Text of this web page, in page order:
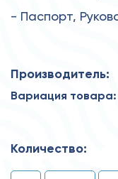
- Паспорт,
Производитель:
Вариация товара:
Количество: